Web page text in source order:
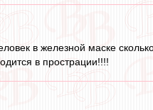
в железной маске
в прострации!!!!